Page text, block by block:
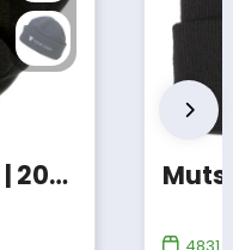
Fleece muts Elliana | 200 g/m²